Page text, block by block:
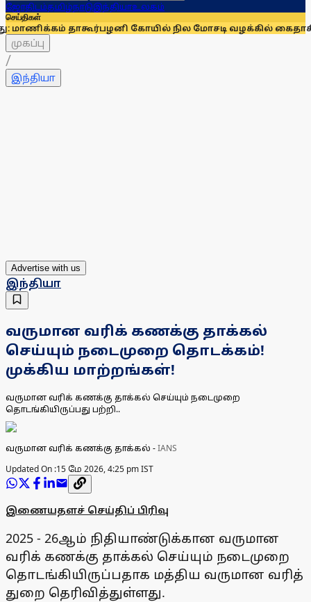
ஜோதிடம்தமிழ்நாடுஇந்தியாஉலகம்
செய்திகள்
தாகூர்பழனி கோயில் நில மோசடி வழக்கில் கைதாகி
முகப்பு
/
இந்தியா
Advertise with us
இந்தியா
வருமான வரிக் கணக்கு தாக்கல்
செய்யும் நடைமுறை தொடக்கம்!
முக்கிய மாற்றங்கள்!
வருமான வரிக் கணக்கு தாக்கல் செய்யும் நடைமுறை
தொடங்கியிருப்பது பற்றி..
வருமான வரிக் கணக்கு தாக்கல் -IANS
Updated On :15 மே 2026, 4:25 pm IST
இணையதளச் செய்திப் பிரிவு
2025 - 26ஆம் நிதியாண்டுக்கான வருமான
வரிக் கணக்கு தாக்கல் செய்யும் நடைமுறை
தொடங்கியிருப்பதாக மத்திய வருமான வரித்
துறை தெரிவித்துள்ளது.